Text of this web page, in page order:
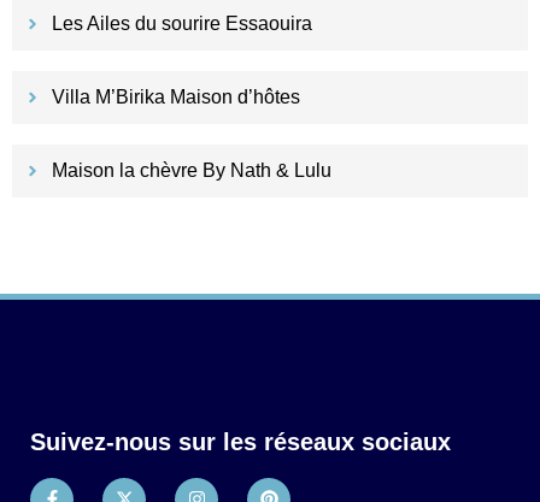
Les Ailes du sourire Essaouira
Villa M’Birika Maison d’hôtes
Maison la chèvre By Nath & Lulu
Suivez-nous sur les réseaux sociaux